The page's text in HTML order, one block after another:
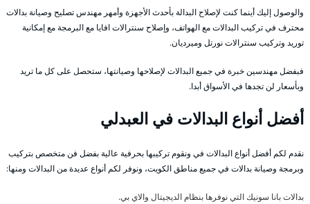
والوصول إليك أينما كنت لإصلاح البدالة بأحدث الأجهزة وأمهر مهندس تصليح وصيانة بدالات
محترف في تركيب البدالات مع الهواتف، وإصلاح سنترالات افايا مع البرمجة مع إمكانية
توريد وتركيب سنترالات نورتل وميرديان.
فبفضل مهندسين خبرة في جميع البدالات لإصلاحها وصيانتها، ستحصل على كل ما تريد
وبأسعار لن تجدها في الأسواق أبدا.
أفضل أنواع البدالات في العبدلي
نقدم لكم أفضل أنواع البدالات في ونقوم تركيبها بحرفية عالية بفضل فن متخصص بتركيب
وبرمجة وصيانة بدالات في جميع مناطق الكويت، ونوفر لكم أنواع عديدة من البدالات ومنها:
بدالات بانا سونيك التي نوفرها بنظام الديجيتال والاي بي.